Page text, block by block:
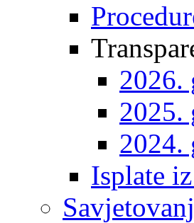
2026.
2025.
2024.
Isplate